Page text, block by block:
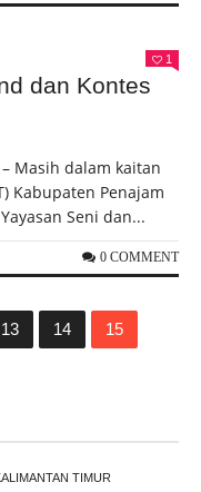
1
dan Kontes
Masih dalam kaitan
Kabupaten Penajam
Seni dan...
0 COMMENT
13 14 15
TIMUR